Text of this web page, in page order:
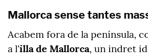
Mallorca sense tantes
Acabem fora de la península,
a l'illa de Mallorca, un indret